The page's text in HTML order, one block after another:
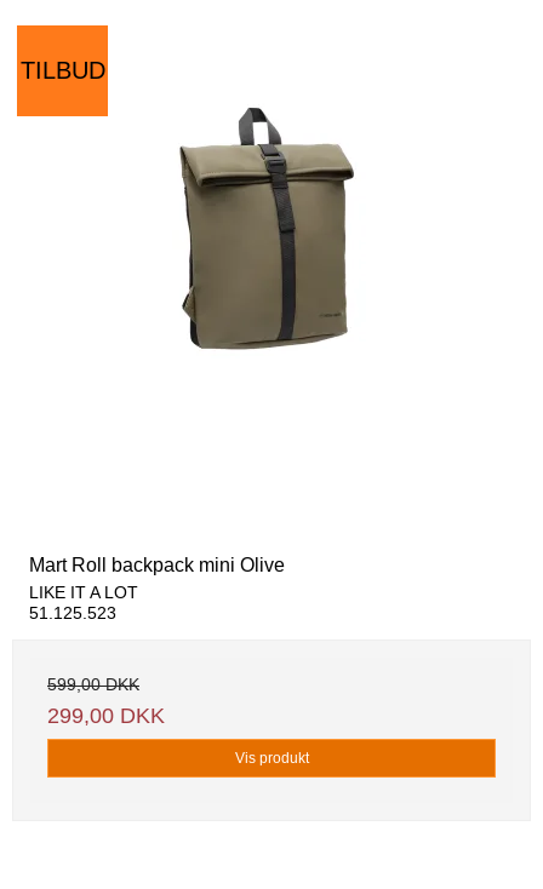
TILBUD
Mart Roll backpack mini Olive
LIKE IT A LOT
51.125.523
599,00 DKK
299,00 DKK
Vis produkt